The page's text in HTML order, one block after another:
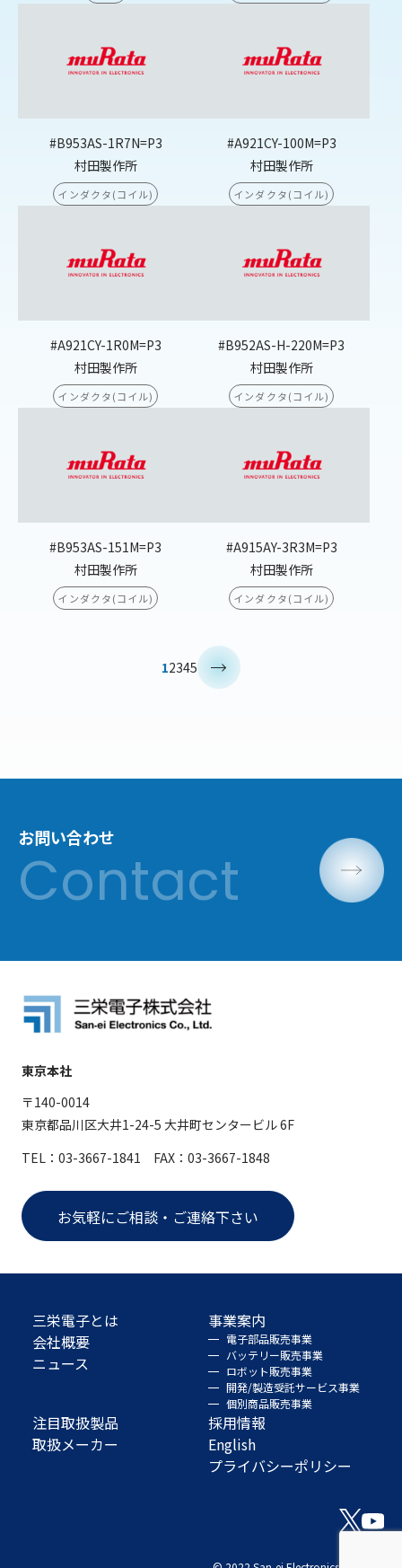
#B953AS-1R7N=P3
村田製作所
インダクタ(コイル)
#A921CY-100M=P3
村田製作所
インダクタ(コイル)
#A921CY-1R0M=P3
村田製作所
インダクタ(コイル)
#B952AS-H-220M=P3
村田製作所
インダクタ(コイル)
#B953AS-151M=P3
村田製作所
インダクタ(コイル)
#A915AY-3R3M=P3
村田製作所
インダクタ(コイル)
12345
お問い合わせ
東京本社
〒140-0014
東京都品川区大井1-24-5 大井町センタービル 6F
TEL：03-3667-1841 FAX：03-3667-1848
お気軽にご相談・ご連絡下さい
三栄電子とは
会社概要
ニュース
事業案内
電子部品販売事業
バッテリー販売事業
ロボット販売事業
開発/製造受託サービス事業
個別商品販売事業
注目取扱製品
取扱メーカー
採用情報
English
プライバシーポリシー